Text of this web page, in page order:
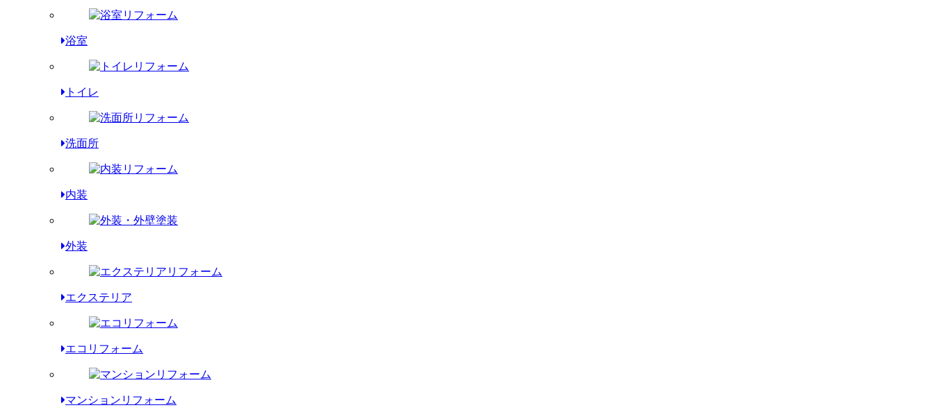
浴室
トイレ
洗面所
内装
外装
エクステリア
エコリフォーム
マンションリフォーム